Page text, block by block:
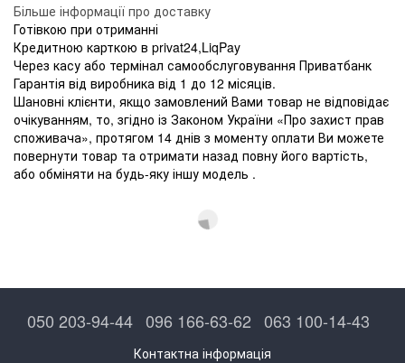
Більше інформації про доставку
Готівкою при отриманні
Кредитною карткою в privat24,LiqPay
Через касу або термінал самообслуговування Приватбанк
Гарантія від виробника від 1 до 12 місяців.
Шановні клієнти, якщо замовлений Вами товар не відповідає
очікуванням, то, згідно із Законом України «Про захист прав
споживача», протягом 14 днів з моменту оплати Ви можете
повернути товар та отримати назад повну його вартість,
або обміняти на будь-яку іншу модель .
050 203-94-44 096 166-63-62 063 100-14-43
Контактна інформація